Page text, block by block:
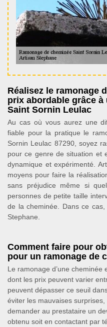
Réalisez le ramonage
prix abordable grâce
Saint Sornin Leulac
Au cas où vous aurez une
fiable pour la pratique le
Sornin Leulac 87290, soyez
pour ce genre de situation et
dynamique et expérimenté.
moyens pour faire la
sans préjudice même si
personnes de petite taille
de la cheminée. Dans ce
Stephane.
Comment faire pour
pour un ramonage de
Le ramonage d’une
dont les prix peuvent varier
peuvent dépasser ce seuil
éviter les mauvaises
demander au prestataire un
obtenu soit en contactant par